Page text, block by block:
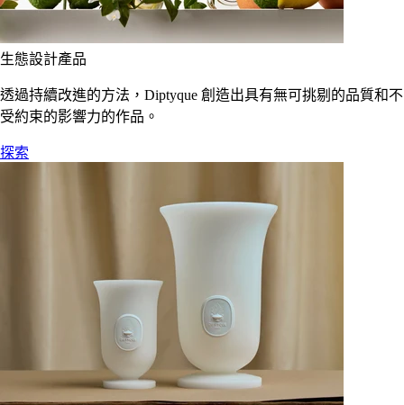
生態設計產品
透過持續改進的方法，Diptyque 創造出具有無可挑剔的品質和不
受約束的影響力的作品。
探索